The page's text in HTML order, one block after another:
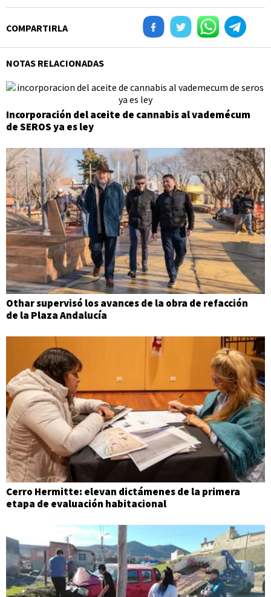
COMPARTIRLA
NOTAS RELACIONADAS
Incorporación del aceite de cannabis al vademécum
de SEROS ya es ley
Othar supervisó los avances de la obra de refacción
de la Plaza Andalucía
Cerro Hermitte: elevan dictámenes de la primera
etapa de evaluación habitacional